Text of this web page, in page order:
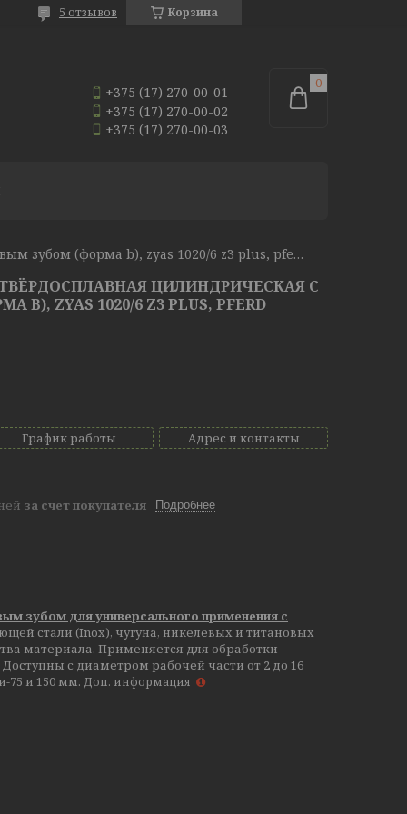
Корзина
5 отзывов
+375 (17) 270-00-01
+375 (17) 270-00-02
+375 (17) 270-00-03
Борфреза (шарошка) твёрдосплавная цилиндрическая с торцевым зубом (форма b), zyas 1020/6 z3 plus, pferd
ЦИЛИНДРИЧЕСКАЯ С
ZYAS 1020/6 Z3 PLUS, PFERD
График работы Адрес и контакты
за счет покупателя Подробнее
зубом для универсального применения с
стали (Inox), чугуна, никелевых и титановых
материала. Применяется для обработки
с диаметром рабочей части от 2 до 16
75 и 150 мм. Доп. информация